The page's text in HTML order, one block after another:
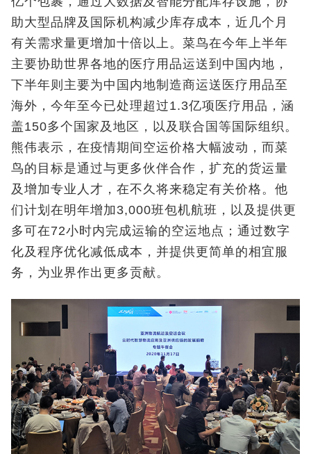
助大型品牌及国际机构减少库存成本，近几个月
有关需求量更增加十倍以上。菜鸟在今年上半年
主要协助世界各地的医疗用品运送到中国内地，
下半年则主要为中国内地制造商运送医疗用品至
海外，今年至今已处理超过1.3亿项医疗用品，涵
盖150多个国家及地区，以及联合国等国际组织。
熊伟表示，在疫情期间空运价格大幅波动，而菜
鸟的目标是通过与更多伙伴合作，扩充的货运量
及增加专业人才，在不久将来稳定有关价格。他
们计划在明年增加3,000班包机航班，以及提供更
多可在72小时内完成运输的空运地点；通过数字
化及程序优化减低成本，并提供更简单的相宜服
务，为业界作出更多贡献。